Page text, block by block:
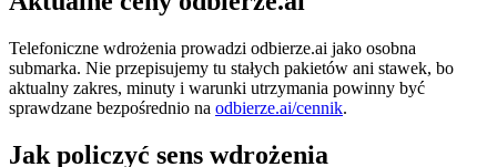
Telefoniczne wdrożenia prowadzi odbierze.ai jako osobna
submarka. Nie przepisujemy tu stałych pakietów ani stawek, bo
aktualny zakres, minuty i warunki utrzymania powinny być
sprawdzane bezpośrednio na odbierze.ai/cennik.
Jak policzyć sens wdrożenia